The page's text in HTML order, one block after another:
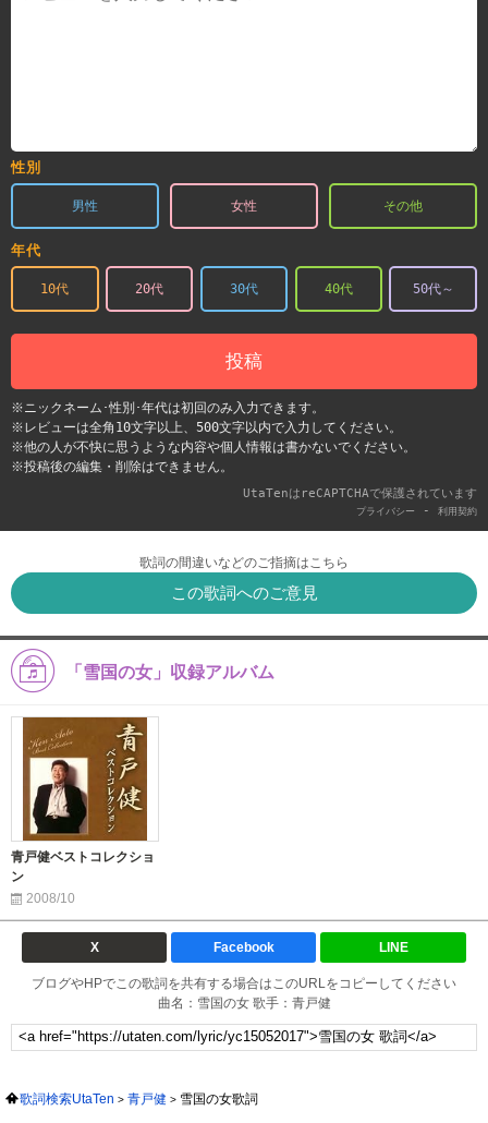
性別
男性 女性 その他
年代
10代 20代 30代 40代 50代～
投稿
※ニックネーム･性別･年代は初回のみ入力できます。
※レビューは全角10文字以上、500文字以内で入力してください。
※他の人が不快に思うような内容や個人情報は書かないでください。
※投稿後の編集・削除はできません。
UtaTenはreCAPTCHAで保護されています
プライバシー - 利用契約
歌詞の間違いなどのご指摘はこちら
この歌詞へのご意見
「雪国の女」収録アルバム
青戸健ベストコレクショ
ン
2008/10
X Facebook LINE
ブログやHPでこの歌詞を共有する場合はこのURLをコピーしてください
曲名：雪国の女 歌手：青戸健
歌詞検索UtaTen 青戸健 雪国の女歌詞